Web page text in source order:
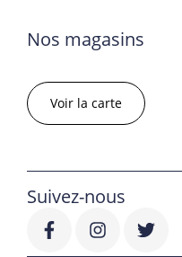
Nos magasins
Voir la carte
Suivez-nous